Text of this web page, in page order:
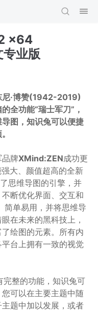
x64
业版
尼·博赞(1942-2019)
全功能“瑞士军刀”，
图，知识兔可以便捷
牌XMind:ZEN成功更
强大、颜值超高的全新
思维导图的引擎，并
断优化界面、交互和
简单易用，并将思维导
在未来的黑科技上，
绘图的元素。所有内
台上拥有一致的视觉
完整的功能，知识兔可
可以在主要主题中随
题中加以发展，或者